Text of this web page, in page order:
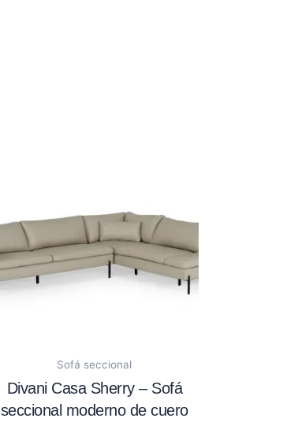
Sofá seccional
Divani Casa Sherry – Sofá
seccional moderno de cuero